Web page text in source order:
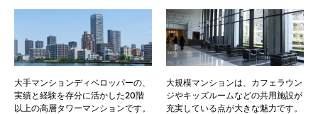
大手マンションディベロッパーの、
実績と経験を存分に活かした20階
以上の高層タワーマンションです。
大規模マンションは、カフェラウン
ジやキッズルームなどの共用施設が
充実している点が大きな魅力です。